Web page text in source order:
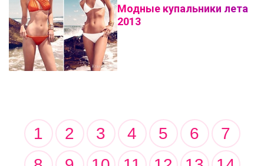
Модные купальники лета
2013
1 2 3 4 5 6
7